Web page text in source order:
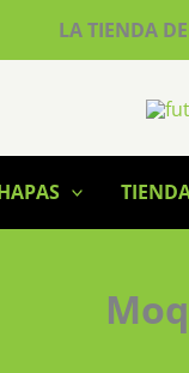
LA TIENDA